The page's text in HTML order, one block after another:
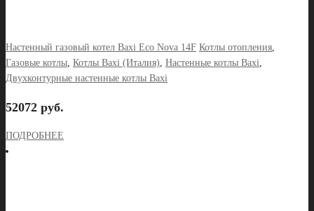
Настенный газовый котел Baxi Eco Nova 14F Котлы отопления,
Газовые котлы, Котлы Baxi (Италия), Настенные котлы Baxi,
Двухконтурные настенные котлы Baxi
52072 руб.
ПОДРОБНЕЕ